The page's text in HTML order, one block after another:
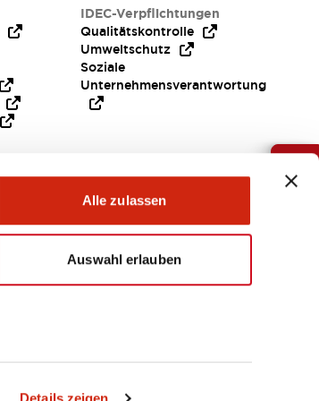
Details zeigen
Alle zulassen
Auswahl erlauben
Brauche Hilfe ?
IDEC-Verpflichtungen
Qualitätskontrolle
Umweltschutz
Soziale
Unternehmensverantwortung
EMEA